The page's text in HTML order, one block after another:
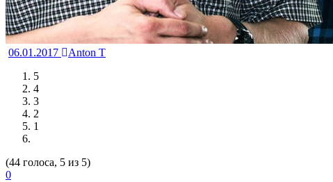
06.01.2017
Anton T
5
4
3
2
1
(44 голоса, 5 из 5)
0